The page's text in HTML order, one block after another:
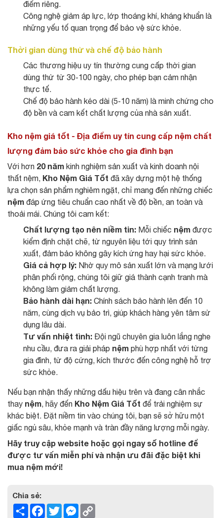
điểm riêng.
Công nghệ giảm áp lực, lớp thoáng khí, kháng khuẩn là
những yếu tố quan trọng để bảo vệ sức khỏe.
Thời gian dùng thử và chế độ bảo hành
Các thương hiệu uy tín thường cung cấp thời gian
dùng thử từ 30‑100 ngày, cho phép bạn cảm nhận
thực tế.
Chế độ bảo hành kéo dài (5‑10 năm) là minh chứng cho
độ bền và cam kết chất lượng của nhà sản xuất.
Kho nệm giá tốt - Địa điểm uy tín cung cấp nệm chất
lượng đảm bảo sức khỏe cho gia đình bạn
Với hơn 20 năm kinh nghiệm sản xuất và kinh doanh nội
thất nệm, Kho Nệm Giá Tốt đã xây dựng một hệ thống
lựa chọn sản phẩm nghiêm ngặt, chỉ mang đến những chiếc
nệm đáp ứng tiêu chuẩn cao nhất về độ bền, an toàn và
thoải mái. Chúng tôi cam kết:
Chất lượng tạo nên niềm tin: Mỗi chiếc nệm được
kiểm định chặt chẽ, từ nguyên liệu tới quy trình sản
xuất, đảm bảo không gây kích ứng hay hại sức khỏe.
Giá cả hợp lý: Nhờ quy mô sản xuất lớn và mạng lưới
phân phối rộng, chúng tôi giữ giá thành cạnh tranh mà
không làm giảm chất lượng.
Bảo hành dài hạn: Chính sách bảo hành lên đến 10
năm, cùng dịch vụ bảo trì, giúp khách hàng yên tâm sử
dụng lâu dài.
Tư vấn nhiệt tình: Đội ngũ chuyên gia luôn lắng nghe
nhu cầu, đưa ra giải pháp nệm phù hợp nhất với từng
gia đình, từ độ cứng, kích thước đến công nghệ hỗ trợ
sức khỏe.
Nếu bạn nhận thấy những dấu hiệu trên và đang cân nhắc
thay nệm, hãy đến Kho Nệm Giá Tốt để trải nghiệm sự
khác biệt. Đặt niềm tin vào chúng tôi, bạn sẽ sở hữu một
giấc ngủ sâu, khỏe mạnh và tràn đầy năng lượng mỗi ngày.
Hãy truy cập website hoặc gọi ngay số hotline để
được tư vấn miễn phí và nhận ưu đãi đặc biệt khi
mua nệm mới!
Chia sẻ:
ShareFacebook
TwitterMessenger